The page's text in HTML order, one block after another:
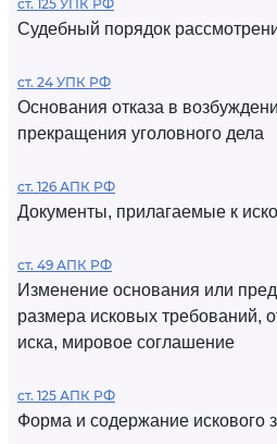
ст. 125 УПК РФ
Судебный порядок
ст. 24 УПК РФ
Основания отказа в
прекращения уголовного дела
ст. 126 АПК РФ
Документы, прилагаемые к
ст. 49 АПК РФ
Изменение основания или
размера исковых требований,
иска, мировое соглашение
ст. 125 АПК РФ
Форма и содержание искового